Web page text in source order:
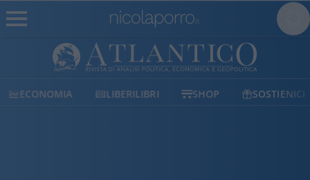
ECONOMIA LIBERILIBRI SHOP SOSTIENICI